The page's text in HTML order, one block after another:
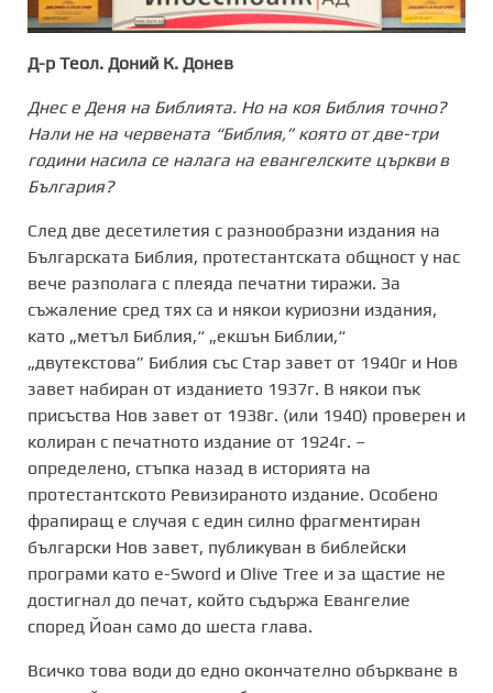
Д-р Теол. Доний К. Донев
Днес е Деня на Библията. Но на коя Библия точно?
Нали не на червената “Библия,” която от две-три
години насила се налага на евангелските църкви в
България?
След две десетилетия с разнообразни издания на
Българската Библия, протестантската общност у нас
вече разполага с плеяда печатни тиражи. За
съжаление сред тях са и някои куриозни издания,
като „метъл Библия,“ „екшън Библии,“
„двутекстова” Библия със Стар завет от 1940г и Нов
завет набиран от изданието 1937г. В някои пък
присъства Нов завет от 1938г. (или 1940) проверен и
колиран с печатното издание от 1924г. –
определено, стъпка назад в историята на
протестантското Ревизираното издание. Особено
фрапиращ е случая с един силно фрагментиран
български Нов завет, публикуван в библейски
програми като e-Sword и Olive Tree и за щастие не
достигнал до печат, който съдържа Евангелие
според Йоан само до шеста глава.
Всичко това води до едно окончателно объркване в